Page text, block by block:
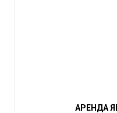
АРЕНДА